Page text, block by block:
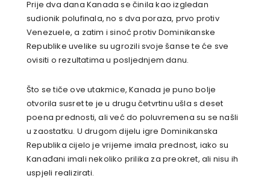
Prije dva dana Kanada se činila kao izgledan
sudionik polufinala, no s dva poraza, prvo protiv
Venezuele, a zatim i sinoć protiv Dominikanske
Republike uvelike su ugrozili svoje šanse te će sve
ovisiti o rezultatima u posljednjem danu.
Što se tiče ove utakmice, Kanada je puno bolje
otvorila susret te je u drugu četvrtinu ušla s deset
poena prednosti, ali već do poluvremena su se našli
u zaostatku. U drugom dijelu igre Dominikanska
Republika cijelo je vrijeme imala prednost, iako su
Kanađani imali nekoliko prilika za preokret, ali nisu ih
uspjeli realizirati.